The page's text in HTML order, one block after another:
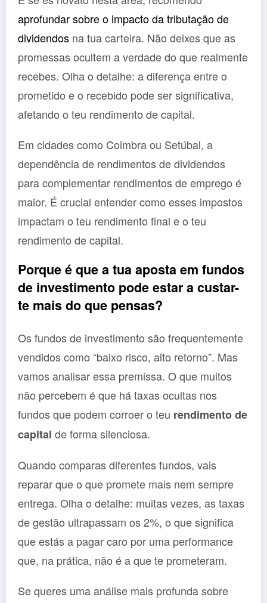
aprofundar sobre o impacto da tributação de
dividendos na tua carteira. Não deixes que as
promessas ocultem a verdade do que realmente
recebes. Olha o detalhe: a diferença entre o
prometido e o recebido pode ser significativa,
afetando o teu rendimento de capital.
Em cidades como Coimbra ou Setúbal, a
dependência de rendimentos de dividendos
para complementar rendimentos de emprego é
maior. É crucial entender como esses impostos
impactam o teu rendimento final e o teu
rendimento de capital.
Porque é que a tua aposta em fundos
de investimento pode estar a custar-
te mais do que pensas?
Os fundos de investimento são frequentemente
vendidos como “baixo risco, alto retorno”. Mas
vamos analisar essa premissa. O que muitos
não percebem é que há taxas ocultas nos
fundos que podem corroer o teu rendimento de
capital de forma silenciosa.
Quando comparas diferentes fundos, vais
reparar que o que promete mais nem sempre
entrega. Olha o detalhe: muitas vezes, as taxas
de gestão ultrapassam os 2%, o que significa
que estás a pagar caro por uma performance
que, na prática, não é a que te prometeram.
Se queres uma análise mais profunda sobre